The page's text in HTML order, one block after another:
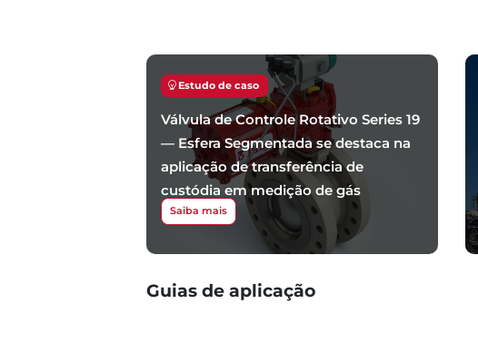
Estudo de caso
Válvula de Controle Rotativo Series 19
— Esfera Segmentada se destaca na
aplicação de transferência de
custódia em medição de gás
Saiba mais
Guias de aplicação